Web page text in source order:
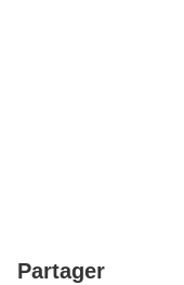
Partager